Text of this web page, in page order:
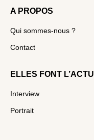
A PROPOS
Qui sommes-nous ?
Contact
ELLES FONT L’ACTU
Interview
Portrait